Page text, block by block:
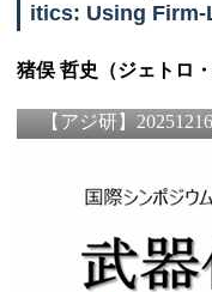
itics: Using Firm-
猪俣 哲史（ジェトロ